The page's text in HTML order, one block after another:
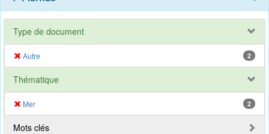
Type de document
Autre 2
Thématique
Mer 2
Mots clés